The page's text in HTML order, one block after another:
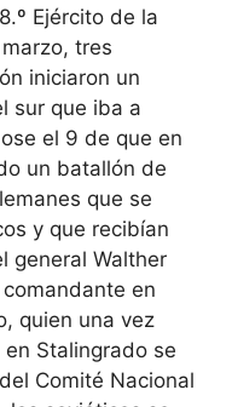
Ejército de la
tres
iniciaron un
sur que iba a
el 9 de que en
un batallón de
que se
y que recibían
general Walther
en
quien una vez
Stalingrado se
Comité Nacional